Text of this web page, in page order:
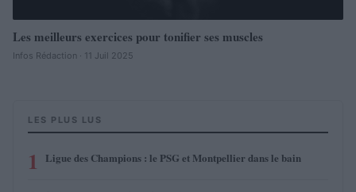
Les meilleurs exercices pour tonifier ses muscles
Infos Rédaction · 11 Juil 2025
LES PLUS LUS
1 Ligue des Champions : le PSG et Montpellier dans le bain